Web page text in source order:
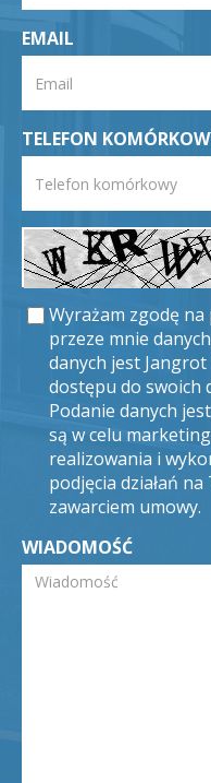
EMAIL
TELEFON
Wyrażam zgodę
przeze mnie
danych jest
dostępu do swoich
Podanie danych
są w celu
realizowania i
podjęcia działań
zawarciem umowy.
WIADOMOŚĆ